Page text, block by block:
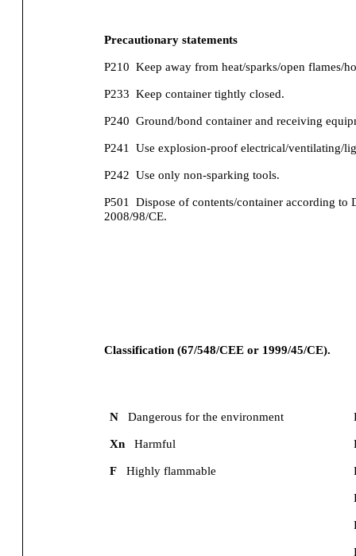
Precautionary statements
P210 Keep away from heat/sparks/open flames/
P233 Keep container tightly closed.
P240 Ground/bond container and receiving
P241 Use explosion-proof electrical/ventilating/
P242 Use only non-sparking tools.
P501
Dispose of contents/container according to
2008/98/CE.
Classification (67/548/CEE or 1999/45/CE).
N Dangerous for the environment
Xn Harmful
F Highly flammable